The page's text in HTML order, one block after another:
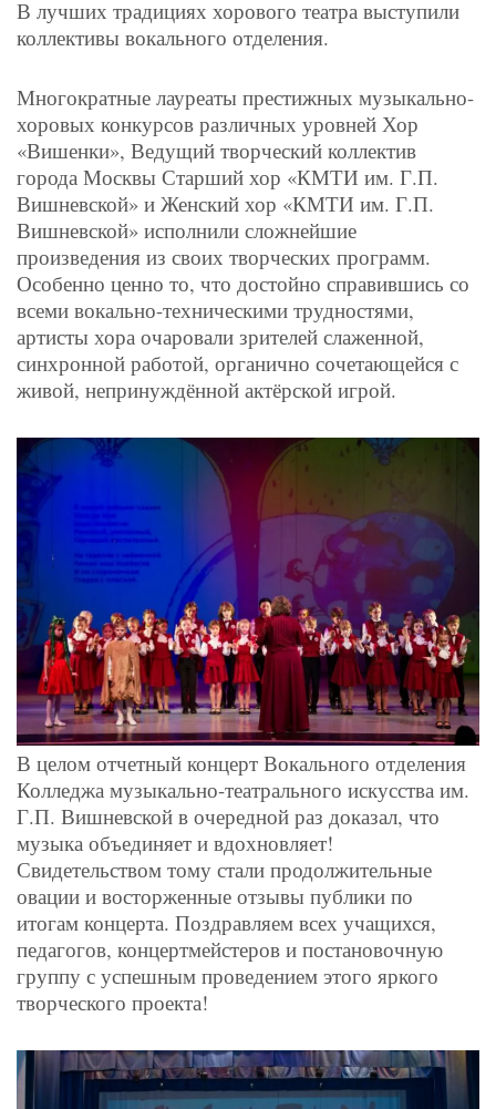
В лучших традициях хорового театра выступили
коллективы вокального отделения.
Многократные лауреаты престижных музыкально-
хоровых конкурсов различных уровней Хор
«Вишенки», Ведущий творческий коллектив
города Москвы Старший хор «КМТИ им. Г.П.
Вишневской» и Женский хор «КМТИ им. Г.П.
Вишневской» исполнили сложнейшие
произведения из своих творческих программ.
Особенно ценно то, что достойно справившись со
всеми вокально-техническими трудностями,
артисты хора очаровали зрителей слаженной,
синхронной работой, органично сочетающейся с
живой, непринуждённой актёрской игрой.
В целом отчетный концерт Вокального отделения
Колледжа музыкально-театрального искусства им.
Г.П. Вишневской в очередной раз доказал, что
музыка объединяет и вдохновляет!
Свидетельством тому стали продолжительные
овации и восторженные отзывы публики по
итогам концерта. Поздравляем всех учащихся,
педагогов, концертмейстеров и постановочную
группу с успешным проведением этого яркого
творческого проекта!